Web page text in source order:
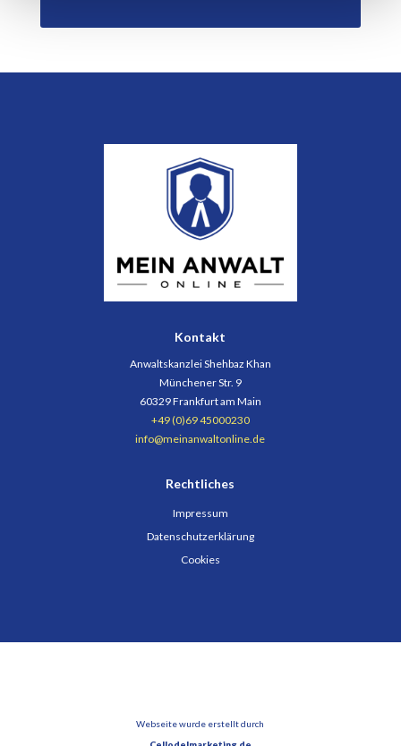
Kontakt
Anwaltskanzlei Shehbaz Khan
Münchener Str. 9
60329 Frankfurt am Main
+49 (0)69 45000230
info@meinanwaltonline.de
Rechtliches
Impressum
Datenschutzerklärung
Cookies
Webseite wurde erstellt durch